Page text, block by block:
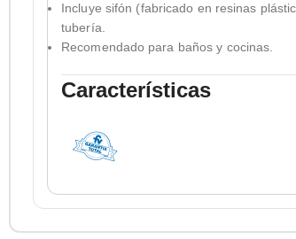
Incluye sifón (fabricado en resinas
tubería.
Recomendado para baños y cocinas.
Características